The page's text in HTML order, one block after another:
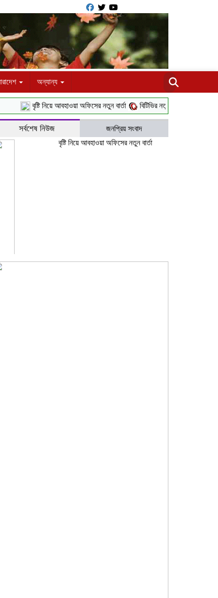
অন্যান্য
বৃষ্টি নিয়ে আবহাওয়া অফিসের নতুন বার্তা বিটিভির নতুন মহাপরিচালক কাজী জেসিন
সর্বশেষ নিউজ
জনপ্রিয় সংবাদ
বৃষ্টি নিয়ে আবহাওয়া অফিসের নতুন বার্তা